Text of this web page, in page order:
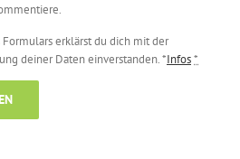
erklärst du dich mit der
deiner Daten einverstanden. *Infos*